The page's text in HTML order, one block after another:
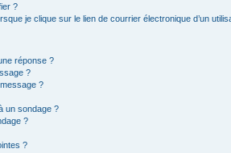
?
je clique sur le lien de courrier électronique d’un
réponse ?
?
?
un sondage ?
?
?